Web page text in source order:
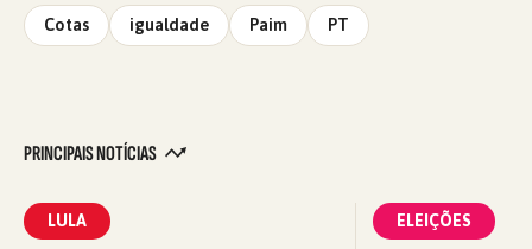
Cotas igualdade Paim PT
PRINCIPAIS NOTÍCIAS
LULA ELEIÇÕES